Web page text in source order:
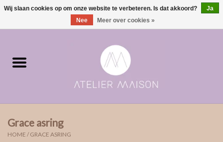
0 Artikelen - €0,00
Moments | verloving & geboorte
ONE of ONE
Grace asring
HOME /GRACE ASRING
Wij slaan cookies op om onze website te verbeteren. Is dat akkoord?
Ja
Nee
Meer over cookies »